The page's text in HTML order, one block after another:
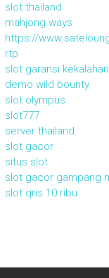
slot thailand
mahjong ways
https://
rtp
slot garansi kekalahan
demo wild bounty
slot olympus
slot777
server thailand
slot gacor
situs slot
slot gacor gampang
slot qris 10 ribu